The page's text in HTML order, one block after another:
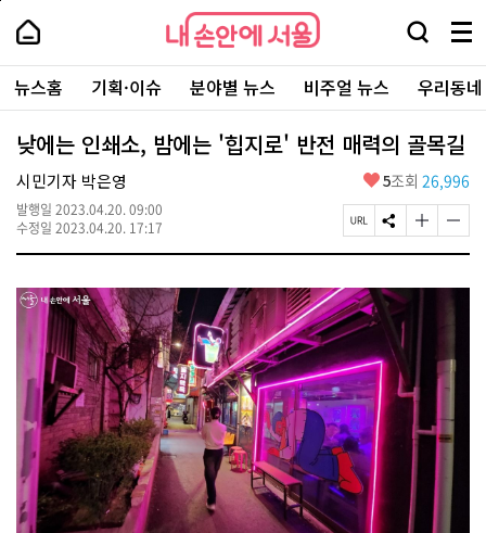
본
로
가
내
손
안
에
서
울
-
서
울
시
대
표
소
포
털
내
손
에
울
검
창
열
기
메
뉴
전
체
보
기
주
요
서
뉴스홈 기획·이슈 분야별 뉴스 비주얼 뉴스 우리동
낮에는 인쇄소, 밤에는 '힙지로' 반전 매력의 골목길
시민기자 박은영
발행일 2023.04.20. 09:00
수정일 2023.04.20. 17:17
좋
요
5조회 26,996
페
이
U
R
L
복
사
S
N
공
유
하
기
글
자
기
기
글
자
기
작
경
하
페
상
단
로